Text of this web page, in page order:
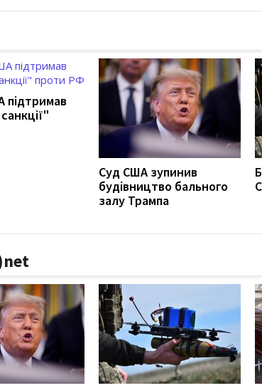
підтримав
Суд США зупинив
будівництво бального
залу Трампа